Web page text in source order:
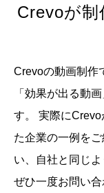
Crevoが
Crevoの動画制作
「効果が出る動
す。
実際にCrevo
た企業の一例をご
い、自社と同じ
ぜひ一度お問い合